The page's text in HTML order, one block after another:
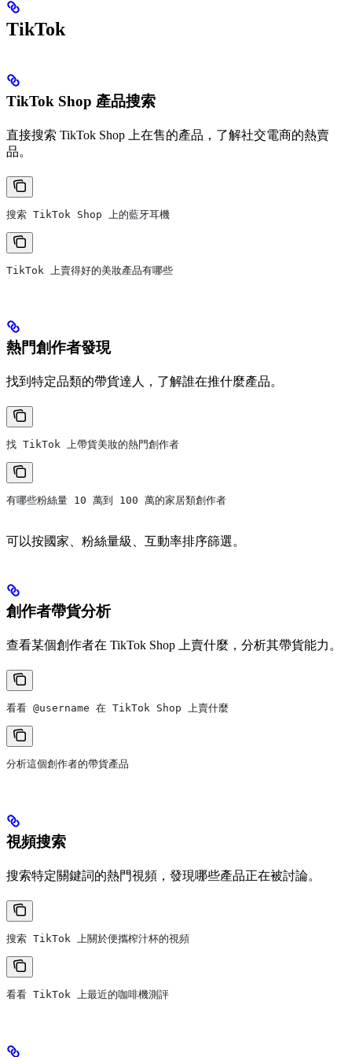
TikTok
TikTok Shop 產品搜索
直接搜索 TikTok Shop 上在售的產品，了解社交電商的熱賣
品。
搜索 TikTok Shop 上的藍牙耳機
TikTok 上賣得好的美妝產品有哪些
熱門創作者發現
找到特定品類的帶貨達人，了解誰在推什麼產品。
找 TikTok 上帶貨美妝的熱門創作者
有哪些粉絲量 10 萬到 100 萬的家居類創作者
可以按國家、粉絲量級、互動率排序篩選。
創作者帶貨分析
查看某個創作者在 TikTok Shop 上賣什麼，分析其帶貨能力。
看看 @username 在 TikTok Shop 上賣什麼
分析這個創作者的帶貨產品
視頻搜索
搜索特定關鍵詞的熱門視頻，發現哪些產品正在被討論。
搜索 TikTok 上關於便攜榨汁杯的視頻
看看 TikTok 上最近的咖啡機測評